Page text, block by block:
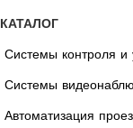
КАТАЛОГ
Системы контроля и
Системы
Автоматизация